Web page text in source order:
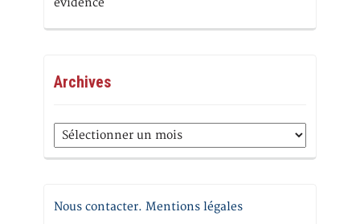
Archives
Archives
Nous contacter. Mentions légales